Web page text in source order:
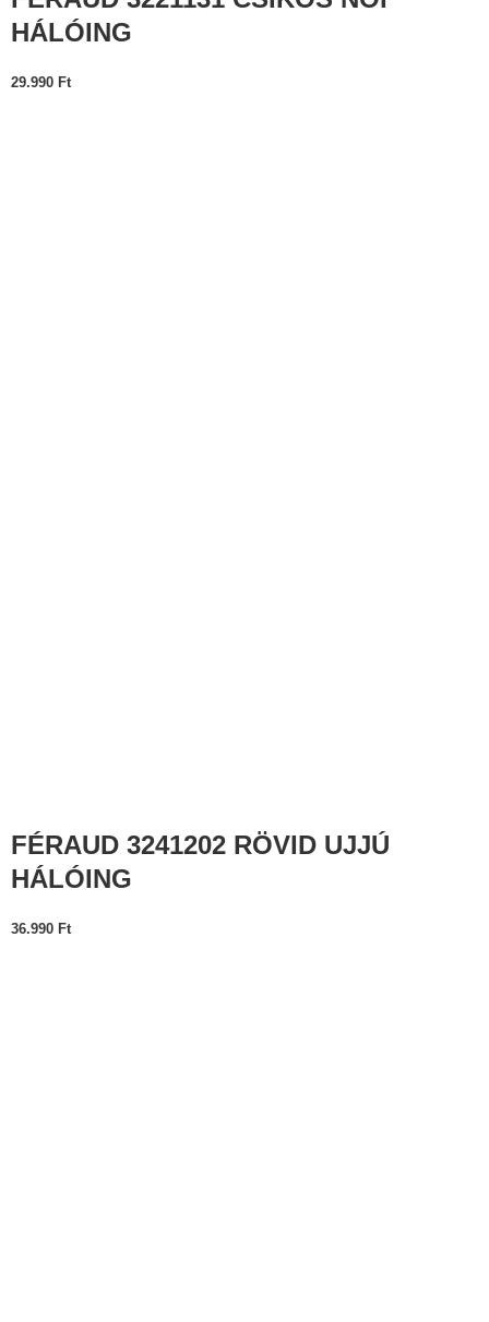
HÁLÓING
29.990 Ft
FÉRAUD 3241202 RÖVID UJJÚ
HÁLÓING
36.990 Ft